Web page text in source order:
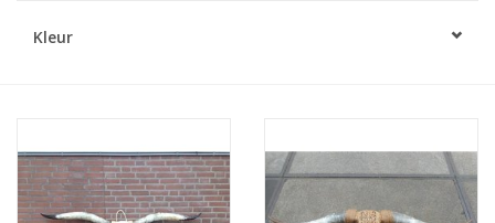
Kleden
Kleur